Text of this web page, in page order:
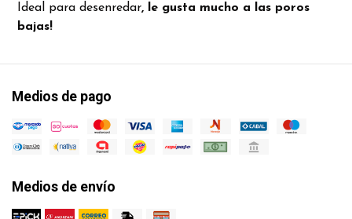
Ideal para desenredar, le gusta mucho a las poros
bajas!
Medios de pago
Medios de envío